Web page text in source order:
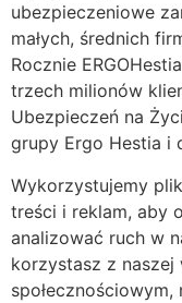
ubezpieczeniowe
małych, średnich
Rocznie
trzech milionów
Ubezpieczeń na
grupy Ergo Hestia i
Wykorzystujemy
treści i reklam, aby
analizować ruch w
korzystasz z